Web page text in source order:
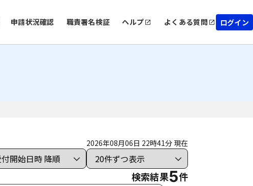
申請状況確認 職責署名検証 ヘルプ よくある質問 ログイン
2026年08月06日 22時41分 現在
検索結果5件